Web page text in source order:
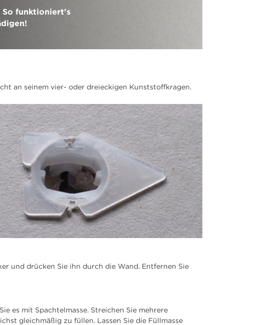
So funktioniert's
an seinem vier- oder dreieckigen Kunststoffkragen.
und drücken Sie ihn durch die Wand. Entfernen Sie
es mit Spachtelmasse. Streichen Sie mehrere
gleichmäßig zu füllen. Lassen Sie die Füllmasse